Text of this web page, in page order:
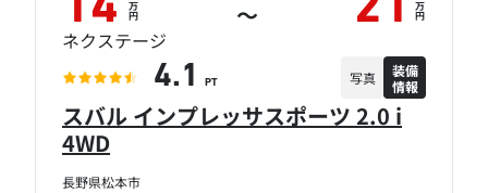
長野県松本市
スバル インプレッサスポーツ 2.0 i
4WD
万
円 ～ 万
円
ネクステージ
4.1 PT 写真
装備
情報